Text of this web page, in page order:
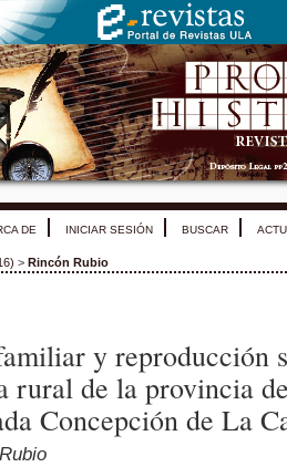
DE INICIAR SESIÓN BUSCAR
> Rincón Rubio
y reproducción
rural de la provincia
Concepción de La